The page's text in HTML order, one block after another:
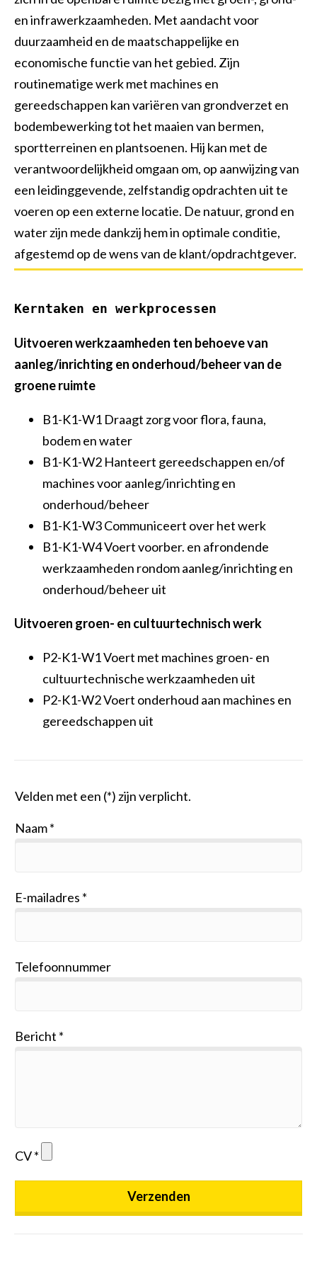
Shovelmachinist
Grondwerker/ Rioleur
Voorman Stratenmaker
Trekkerchauffeur
Open sollicitatie
Maaimachinist / Trekkerchauffeur
Groenvoorziener
Opperman bestratingen
Vakbekwaam hovenier
Civiele Techniek
Medewerker hovenier
Medewerker groen en cultuurtechniek
Assistent plant, dier of groene omgeving
Straatmaker
Assistent bouwen, wonen en onderhoud
Allround vakman gww
Groenvoorziening
Waterwerken
Engineering & construct
en infrawerkzaamheden. Met aandacht voor
duurzaamheid en de maatschappelijke en
economische functie van het gebied. Zijn
routinematige werk met machines en
gereedschappen kan variëren van grondverzet en
bodembewerking tot het maaien van bermen,
sportterreinen en plantsoenen. Hij kan met de
verantwoordelijkheid omgaan om, op aanwijzing van
een leidinggevende, zelfstandig opdrachten uit te
voeren op een externe locatie. De natuur, grond en
water zijn mede dankzij hem in optimale conditie,
afgestemd op de wens van de klant/opdrachtgever.
Kerntaken en werkprocessen
Uitvoeren werkzaamheden ten behoeve van
aanleg/inrichting en onderhoud/beheer van de
groene ruimte
B1-K1-W1 Draagt zorg voor flora, fauna,
bodem en water
B1-K1-W2 Hanteert gereedschappen en/of
machines voor aanleg/inrichting en
onderhoud/beheer
B1-K1-W3 Communiceert over het werk
B1-K1-W4 Voert voorber. en afrondende
werkzaamheden rondom aanleg/inrichting en
onderhoud/beheer uit
Uitvoeren groen- en cultuurtechnisch werk
P2-K1-W1 Voert met machines groen- en
cultuurtechnische werkzaamheden uit
P2-K1-W2 Voert onderhoud aan machines en
gereedschappen uit
Velden met een (*) zijn verplicht.
Naam
E-mailadres
Telefoonnummer
Bericht
CV
Verzenden